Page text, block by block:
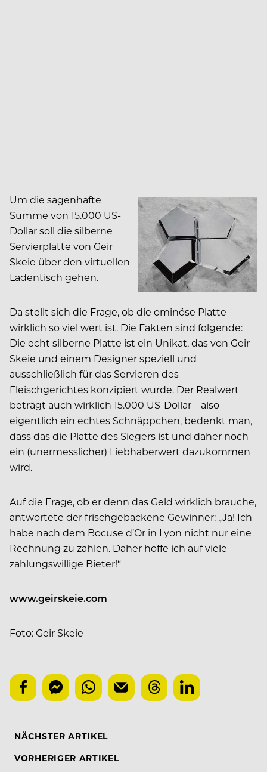
Um die sagenhafte
Summe von 15.000 US-
Dollar soll die silberne
Servierplatte von Geir
Skeie über den virtuellen
Ladentisch gehen.
Da stellt sich die Frage, ob die ominöse Platte
wirklich so viel wert ist. Die Fakten sind folgende:
Die echt silberne Platte ist ein Unikat, das von Geir
Skeie und einem Designer speziell und
ausschließlich für das Servieren des
Fleischgerichtes konzipiert wurde. Der Realwert
beträgt auch wirklich 15.000 US-Dollar – also
eigentlich ein echtes Schnäppchen, bedenkt man,
dass das die Platte des Siegers ist und daher noch
ein (unermesslicher) Liebhaberwert dazukommen
wird.
Auf die Frage, ob er denn das Geld wirklich brauche,
antwortete der frischgebackene Gewinner: „Ja! Ich
habe nach dem Bocuse d’Or in Lyon nicht nur eine
Rechnung zu zahlen. Daher hoffe ich auf viele
zahlungswillige Bieter!“
www.geirskeie.com
Foto: Geir Skeie
NÄCHSTER ARTIKEL
VORHERIGER ARTIKEL